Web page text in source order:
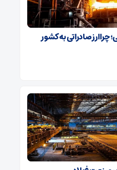
چرا ارز صادراتی به کشور